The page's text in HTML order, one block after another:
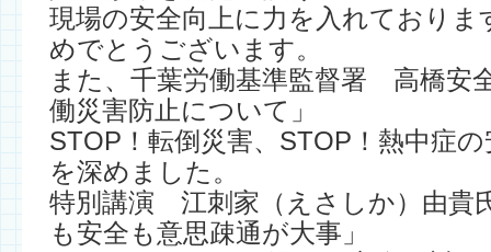
現場の安全向上に力を入れておりま
めでとうございます。
また、千葉労働基準監督署 高橋安
働災害防止について」
STOP！転倒災害、STOP！熱中症
を深めました。
特別講演 江刺家（えさしか）由貴
も安全も意思疎通が大事」